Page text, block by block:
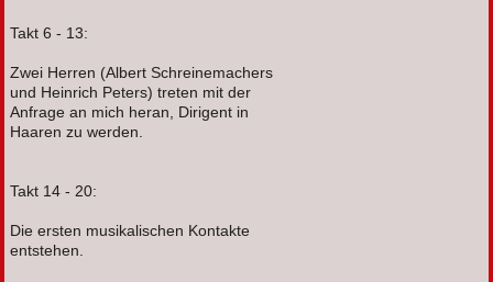
Takt 6 - 13:
Zwei Herren (Albert Schreinemachers
und Heinrich Peters) treten mit der
Anfrage an mich heran, Dirigent in
Haaren zu werden.
Takt 14 - 20:
Die ersten musikalischen Kontakte
entstehen.